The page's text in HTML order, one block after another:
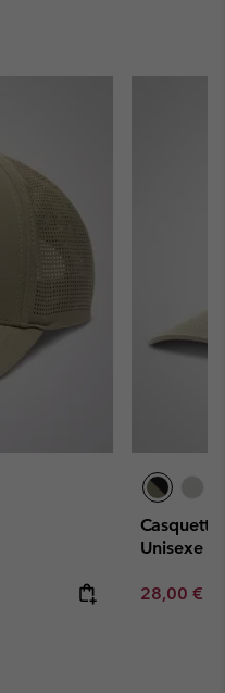
Unisexe
Minimum
28,00 €